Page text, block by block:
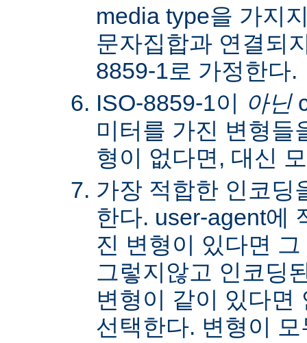
media type을 가지
문자집합과 연결되
8859-1로 가정한다.
ISO-8859-1이 아닌
미터를 가진 변형들
형이 없다면, 대신
가장 적합한 인코딩
한다. user-agent에
진 변형이 있다면
그렇지않고 인코딩
변형이 같이 있다면
선택한다. 변형이